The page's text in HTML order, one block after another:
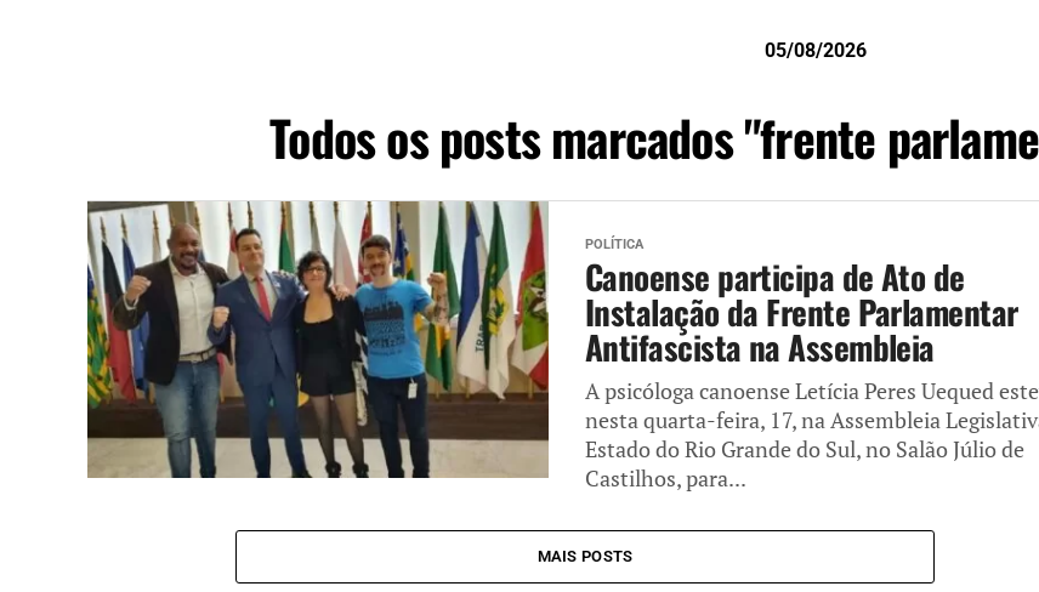
05/08/2026
Todos os posts marcados "frente
POLÍTICA
Canoense participa de Ato de
Instalação da Frente Parlamentar
Antifascista na Assembleia
A psicóloga canoense Letícia Peres Uequed
nesta quarta-feira, 17, na Assembleia
Estado do Rio Grande do Sul, no Salão Júlio de
Castilhos, para...
MAIS POSTS